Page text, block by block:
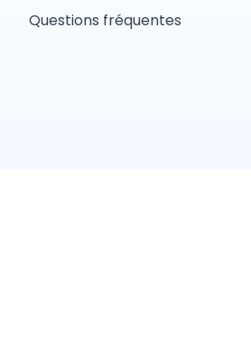
Questions fréquentes